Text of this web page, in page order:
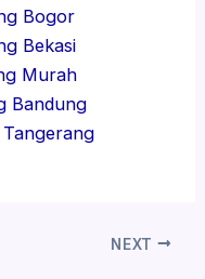
Bogor
Bekasi
Murah
Bandung
NEXT